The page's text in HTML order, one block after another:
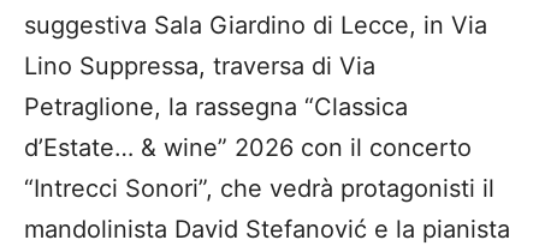
suggestiva Sala Giardino di Lecce, in Via
Lino Suppressa, traversa di Via
Petraglione, la rassegna “Classica
d’Estate… & wine” 2026 con il concerto
“Intrecci Sonori”, che vedrà protagonisti il
mandolinista David Stefanović e la pianista